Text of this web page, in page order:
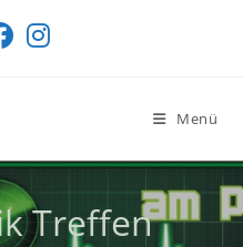
Menü
Treffen